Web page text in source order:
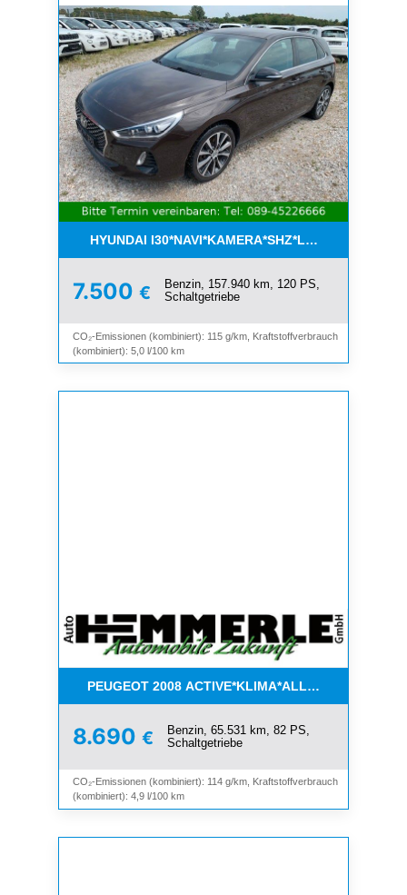
HYUNDAI
7.500 €
Benzin, 157.940 km, 120 PS,
Schaltgetriebe
CO₂-Emissionen (kombiniert): 115 g/km, Kraftstoffverbrauch
(kombiniert): 5,0 l/100 km
PEUGEOT 2008
8.690 €
Benzin, 65.531 km, 82 PS,
Schaltgetriebe
CO₂-Emissionen (kombiniert): 114 g/km, Kraftstoffverbrauch
(kombiniert): 4,9 l/100 km